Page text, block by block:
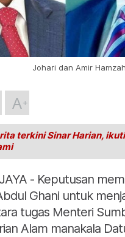
Johari dan Amir Hamzah
A
terkini Sinar Harian,
- Keputusan
Ghani untuk
tugas Menteri
Alam manakala